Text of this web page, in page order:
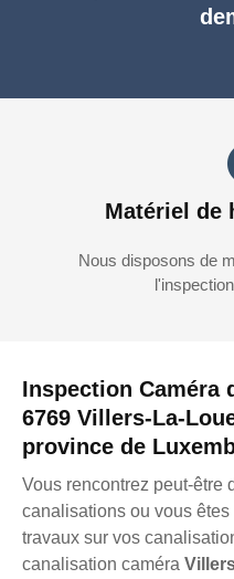
Inspection Caméra
6769 Villers-La-
province de
Vous rencontrez peut-être
canalisations ou vous
travaux sur vos
canalisation caméra
Matériel de
Nous disposons de